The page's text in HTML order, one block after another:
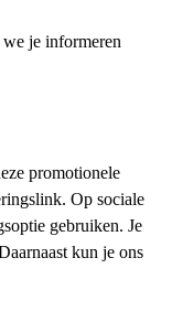
je informeren
promotionele
Op sociale
gebruiken. Je
kun je ons